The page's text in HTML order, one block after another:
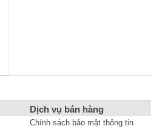
Dịch vụ bán hàng
Chính sách bảo mật thông tin